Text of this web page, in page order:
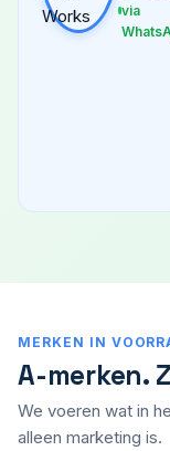
via
MERKEN IN
A-merken.
We voeren wat in
alleen marketing is.